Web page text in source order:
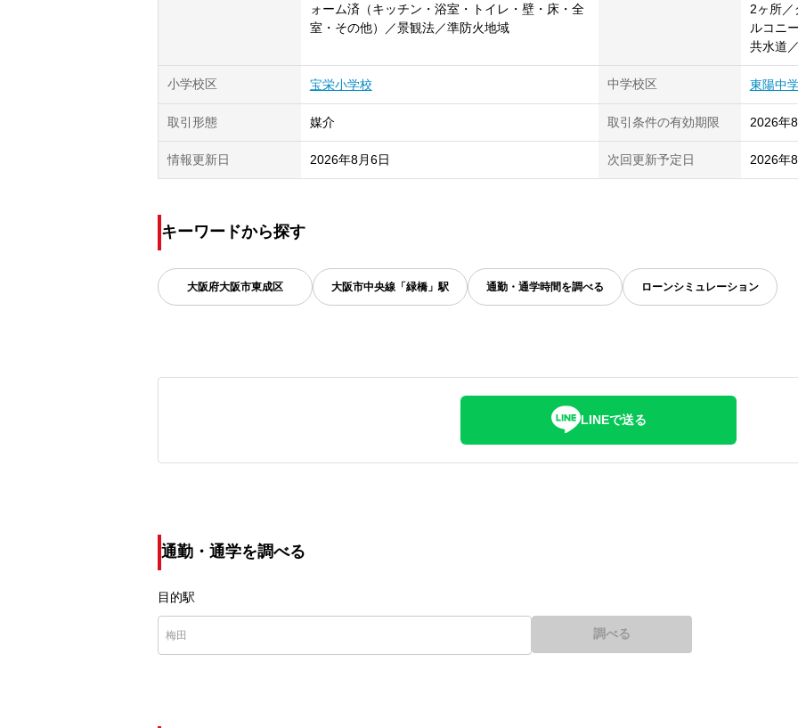
ォーム済（キッチン・浴室・トイレ・壁・床・全
室・その他）／景観法／準防火地域
2ヶ所
ルコニ
共水道
小学校区 宝栄小学校 中学校区 東陽中
取引形態 媒介 取引条件の有効期限 2026年
情報更新日 2026年8月6日 次回更新予定日 2026年
キーワードから探す
大阪府大阪市東成区 大阪市中央線「緑橋」駅 通勤・通学時間を調べる ローンシミュレーション
LINEで送る
通勤・通学を調べる
目的駅
調べる